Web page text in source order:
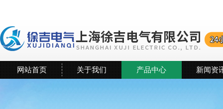
网站首页 关于我们 产品中心 新闻资